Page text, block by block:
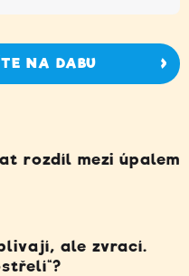
NA DABU
rozdíl mezi úpalem
ale zvrací.